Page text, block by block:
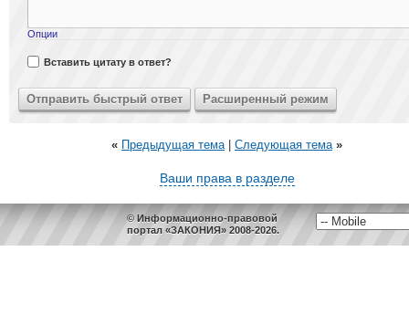
Опции
Вставить цитату в ответ?
« Предыдущая тема| Следующая тема »
Ваши права в разделе
© Информационно-правовой
портал «ЗАКОНИЯ» 2008-2026.